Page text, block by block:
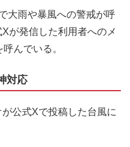
大雨や暴風への警戒が呼
が発信した利用者へのメ
んでいる。
対応
公式Xで投稿した台風に